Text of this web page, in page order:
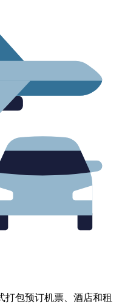
打包预订机票、酒店和租